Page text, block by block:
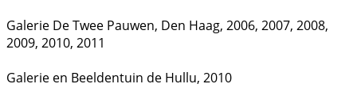
Galerie De Twee Pauwen, Den Haag, 2006, 2007, 2008,
2009, 2010, 2011
Galerie en Beeldentuin de Hullu, 2010